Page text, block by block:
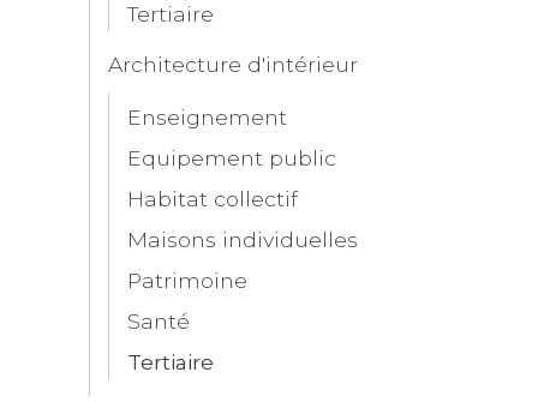
Tertiaire
Architecture d'intérieur
Enseignement
Equipement public
Habitat collectif
Maisons individuelles
Patrimoine
Santé
Tertiaire